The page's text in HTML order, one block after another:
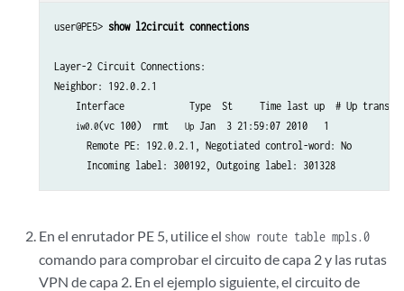
user@PE5> show l2circuit connections
Layer-2 Circuit Connections:
Neighbor: 192.0.2.1
    Interface            Type  St     Time last up  # Up trans
iw0.0(vc 100)  rmt Up Jan  3 21:59:07 2010   1
      Remote PE: 192.0.2.1, Negotiated control-word: No
En el enrutador PE 5, utilice el show route table mpls.0
comando para comprobar el circuito de capa 2 y las rutas
VPN de capa 2. En el ejemplo siguiente, el circuito de